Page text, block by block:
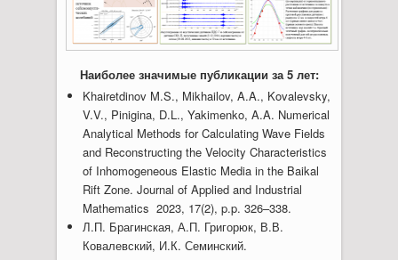
Наиболее значимые публикации за 5 лет:
Khairetdinov M.S., Mikhailov, A.A., Kovalevsky,
V.V., Pinigina, D.L., Yakimenko, A.A. Numerical
Analytical Methods for Calculating Wave Fields
and Reconstructing the Velocity Characteristics
of Inhomogeneous Elastic Media in the Baikal
Rift Zone. Journal of Applied and Industrial
Mathematics 2023, 17(2), p.p. 326–338.
Л.П. Брагинская, А.П. Григорюк, В.В.
Ковалевский, И.К. Семинский.